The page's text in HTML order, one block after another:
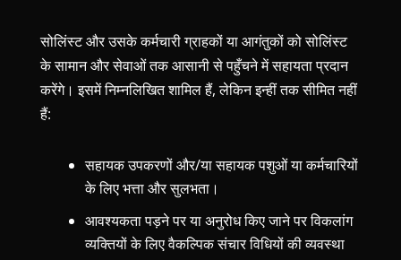
सोलिंस्ट और उसके कर्मचारी ग्राहकों या आगंतुकों को सोलिंस्ट
के सामान और सेवाओं तक आसानी से पहुँचने में सहायता प्रदान
करेंगे। इसमें निम्नलिखित शामिल हैं, लेकिन इन्हीं तक सीमित नहीं
हैं:
सहायक उपकरणों और/या सहायक पशुओं या कर्मचारियों
के लिए भत्ता और सुलभता।
आवश्यकता पड़ने पर या अनुरोध किए जाने पर विकलांग
व्यक्तियों के लिए वैकल्पिक संचार विधियों की व्यवस्था